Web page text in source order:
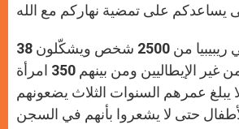
يتألّف المساجين في ريبيبيا من 2500 شخص ويشكّلون 38
في المئة من غير الإيطاليين ومن بينهم 350 امرأة
عمرهم السنوات الثلاث يضعونهم